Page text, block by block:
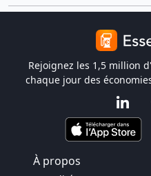
Rejoignez les 1,5 million
chaque jour des
À propos